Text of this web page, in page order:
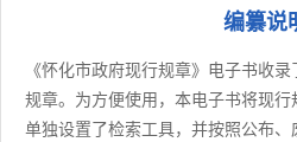
编纂说
《怀化市政府现行规章》电子书收
规章。为方便使用，本电子书将现行
单独设置了检索工具，并按照公布